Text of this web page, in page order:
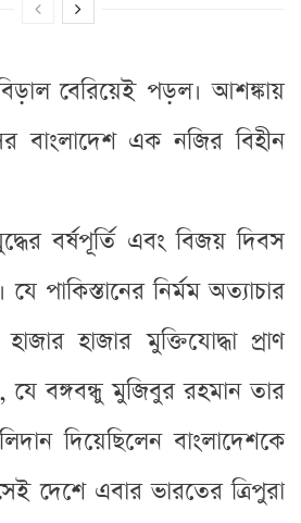
বেরিয়েই পড়ল। আশঙ্কায়
বাংলাদেশ এক নজির বিহীন
বর্ষপূর্তি এবং বিজয় দিবস
পাকিস্তানের নির্মম অত্যাচার
হাজার মুক্তিযোদ্ধা প্রাণ
যে বঙ্গবন্ধু মুজিবুর রহমান তার
দিয়েছিলেন বাংলাদেশকে
দেশে এবার ভারতের ত্রিপুরা